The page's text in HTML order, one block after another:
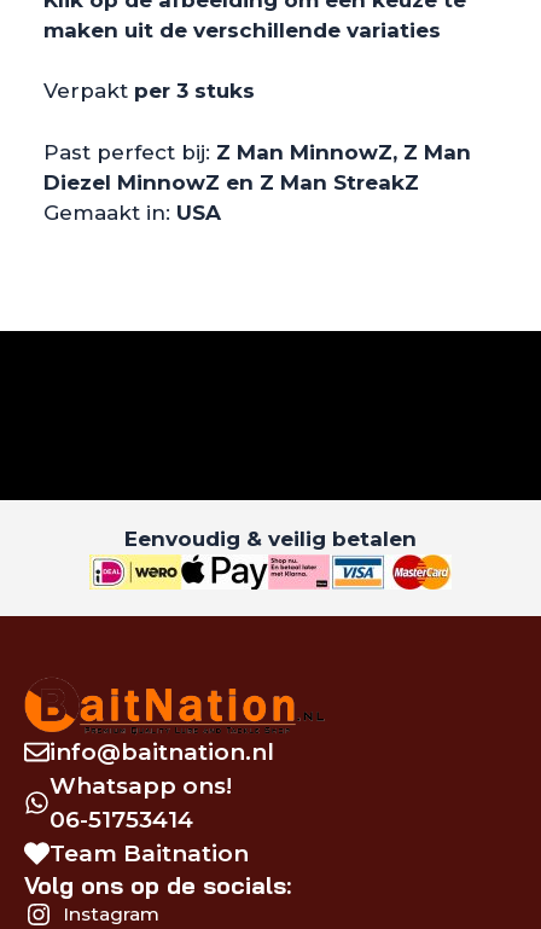
maken uit de verschillende variaties
Verpakt per 3 stuks
Past perfect bij: Z Man MinnowZ, Z Man
Diezel MinnowZ en Z Man StreakZ
Gemaakt in: USA
Eenvoudig & veilig betalen
info@baitnation.nl
Whatsapp ons!
06-51753414
Team Baitnation
Volg ons op de socials:
Instagram